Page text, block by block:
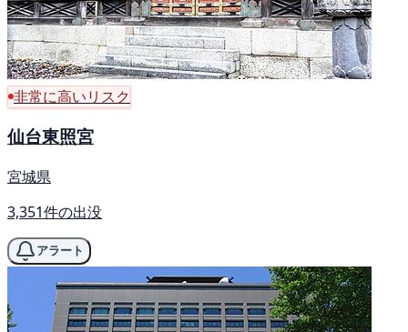
非常に高いリスク
仙台東照宮
宮城県
3,351件の出没
アラート